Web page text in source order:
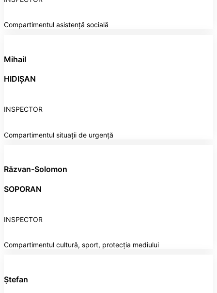
Compartimentul asistență socială
Mihail
HIDIȘAN
INSPECTOR
Compartimentul situații de urgență
Răzvan-Solomon
SOPORAN
INSPECTOR
Compartimentul cultură, sport, protecția mediului
Ștefan